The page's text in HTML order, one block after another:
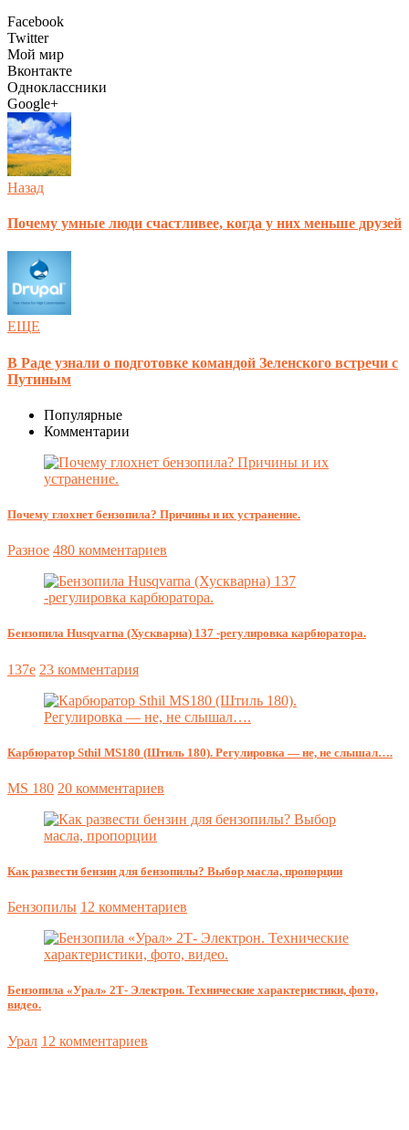
Facebook
Twitter
Мой мир
Вконтакте
Одноклассники
Google+
Назад
Почему умные люди счастливее, когда у них меньше друзей
ЕЩЕ
В Раде узнали о подготовке командой Зеленского встречи с
Путиным
Популярные
Комментарии
Почему глохнет бензопила? Причины и их устранение.
Разное 480 комментариев
Бензопила Husqvarna (Хускварна) 137 -регулировка карбюратора.
137e 23 комментария
Карбюратор Sthil MS180 (Штиль 180). Регулировка — не, не слышал….
MS 180 20 комментариев
Как развести бензин для бензопилы? Выбор масла, пропорции
Бензопилы 12 комментариев
Бензопила «Урал» 2Т- Электрон. Технические характеристики, фото,
видео.
Урал 12 комментариев